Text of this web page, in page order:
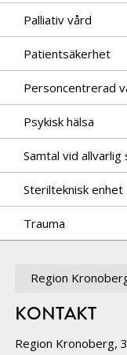
Palliativ vård
Patientsäkerhet
Personcentrerad
Psykisk hälsa
Samtal vid
Sterilteknisk enhet
Trauma
Region
KONTAKT
Region Kronoberg,